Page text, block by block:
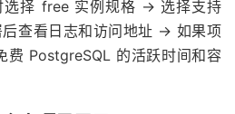
择 free 实例规格 → 选择支持
查看日志和访问地址 → 如果项
费 PostgreSQL 的活跃时间和容